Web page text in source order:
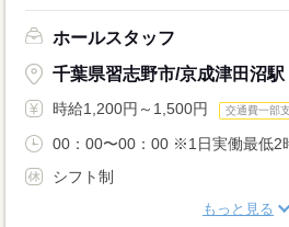
ホールスタッフ
千葉県習志野市/京成津田沼駅
時給1,200円～1,500円 交通費一部
00：00〜00：00 ※1日実働最低2
シフト制
もっと見る